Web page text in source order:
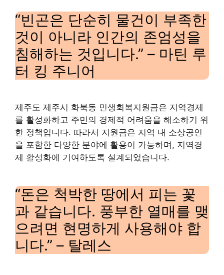
“빈곤은 단순히 물건이 부족한
것이 아니라 인간의 존엄성을
침해하는 것입니다.” – 마틴 루
터 킹 주니어
제주도 제주시 화북동 민생회복지원금은 지역경제
를 활성화하고 주민의 경제적 어려움을 해소하기 위
한 정책입니다. 따라서 지원금은 지역 내 소상공인
을 포함한 다양한 분야에 활용이 가능하며, 지역경
제 활성화에 기여하도록 설계되었습니다.
“돈은 척박한 땅에서 피는 꽃
과 같습니다. 풍부한 열매를 맺
으려면 현명하게 사용해야 합
니다.” – 탈레스